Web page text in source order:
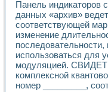
Применение
Разработка
Система
Система
Управление
Разработка
Панель индикаторов
данных «архив»
соответствующей
изменение
использоваться для
модуляцией.
комплексной
номер _________,